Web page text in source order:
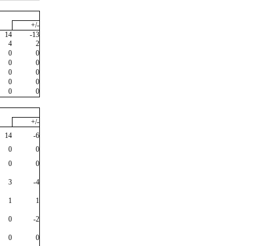
+/-
14
-13
4
2
0
0
0
0
0
0
0
0
0
0
+/-
14
-6
0
0
0
0
3
-4
1
1
0
-2
0
0